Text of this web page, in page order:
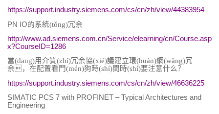
https://support.industry.siemens.com/cs/cn/zh/view/44383954
PN IO的系統(tǒng)冗余
http://www.ad.siemens.com.cn/Service/elearning/cn/Course.asp
x?CourseID=1286
當(dāng)用介質(zhì)冗余協(xié)議建立環(huán)網(wǎng)冗
余，在配置看門(mén)狗時(shí)間時(shí)要注意什么？
https://support.industry.siemens.com/cs/cn/zh/view/46636225
SIMATIC PCS 7 with PROFINET – Typical Architectures and
Engineering